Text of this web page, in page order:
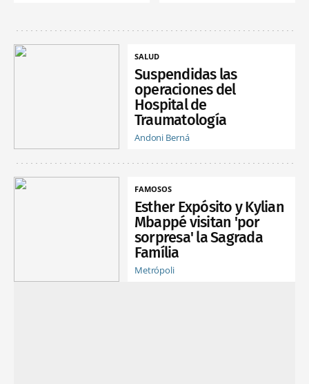
SALUD
Suspendidas las
operaciones del
Hospital de
Traumatología
Andoni Berná
FAMOSOS
Esther Expósito y Kylian
Mbappé visitan 'por
sorpresa' la Sagrada
Família
Metrópoli